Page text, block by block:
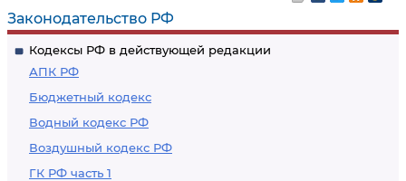
Законодательство РФ
Кодексы РФ в действующей редакции
АПК РФ
Бюджетный кодекс
Водный кодекс РФ
Воздушный кодекс РФ
ГК РФ часть 1